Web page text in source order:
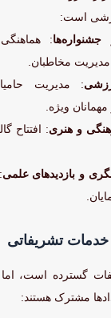
است:
جشنواره‌ها: هماهنگی
مخاطبان.
: مدیریت
ویژه.
و هنری: افتتاح
و بازدیدهای علمی
تشریفاتی
گسترده است،
مشترک هستند: